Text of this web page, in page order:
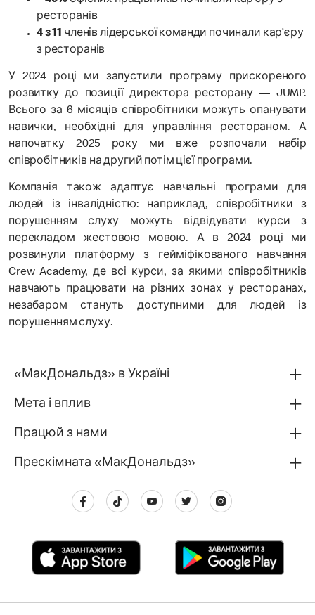
ресторанів
4 з 11 членів лідерської команди починали кар’єру
з ресторанів
У 2024 році ми запустили програму прискореного
розвитку до позиції директора ресторану — JUMP.
Всього за 6 місяців співробітники можуть опанувати
навички, необхідні для управління рестораном. А
напочатку 2025 року ми вже розпочали набір
співробітників на другий потім цієї програми.
Компанія також адаптує навчальні програми для
людей із інвалідністю: наприклад, співробітники з
порушенням слуху можуть відвідувати курси з
перекладом жестовою мовою. А в 2024 році ми
розвинули платформу з гейміфікованого навчання
Crew Academy, де всі курси, за якими співробітників
навчають працювати на різних зонах у ресторанах,
незабаром стануть доступними для людей із
порушенням слуху.
«МакДональдз» в Україні
Мета і вплив
Працюй з нами
Прескімната «МакДональдз»